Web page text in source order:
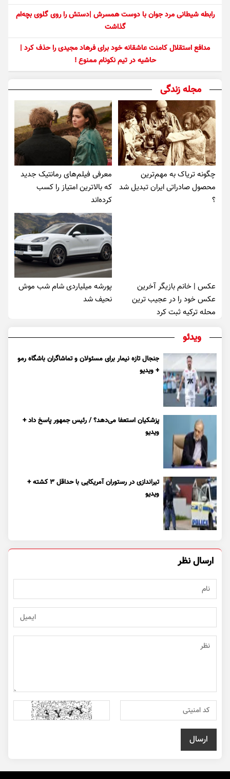
رابطه شیطانی مرد جوان با دوست همسرش |دستش را روی گلوی بچه‌ام
گذاشت
مدافع استقلال کامنت عاشقانه خود برای فرهاد مجیدی را حذف کرد |
حاشیه در تیم نکونام ممنوع !
مجله زندگی
چگونه تریاک به مهم‌ترین
محصول صادراتی ایران تبدیل شد
؟
معرفی فیلم‌های رمانتیک جدید
که بالاترین امتیاز را کسب
کرده‌اند
عکس | خانم بازیگر آخرین
عکس خود را در عجیب ترین
محله ترکیه ثبت کرد
پورشه میلیاردی شام شب موش‌
نحیف شد
ویدئو
جنجال تازه نیمار برای مسئولان و تماشاگران باشگاه رمو
+ ویدیو
پزشکیان استعفا می‌دهد؟ / رئیس جمهور پاسخ داد +
ویدیو
تیراندازی در رستوران آمریکایی با حداقل ۳ کشته +
ویدیو
ارسال نظر